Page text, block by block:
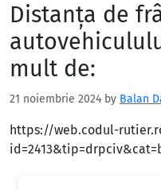
Distanţa de
mult de:
21 noiembrie 2024 by Balan
https://web.codul-